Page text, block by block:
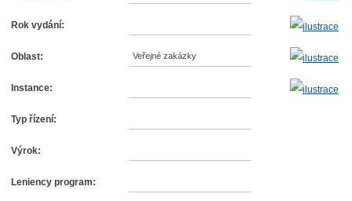
Rok vydání:
Oblast: Veřejné zakázky
Instance:
Typ řízení:
Výrok:
Leniency program: